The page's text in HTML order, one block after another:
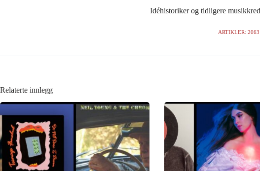
Idéhistoriker og tidligere
ARTIKLER: 2063
Relaterte innlegg